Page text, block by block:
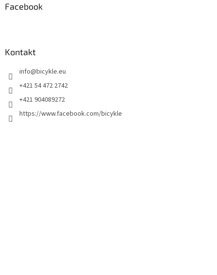
Facebook
Kontakt
info@bicykle.eu
+421 54 472 2742
+421 904089272
https://www.facebook.com/bicykle